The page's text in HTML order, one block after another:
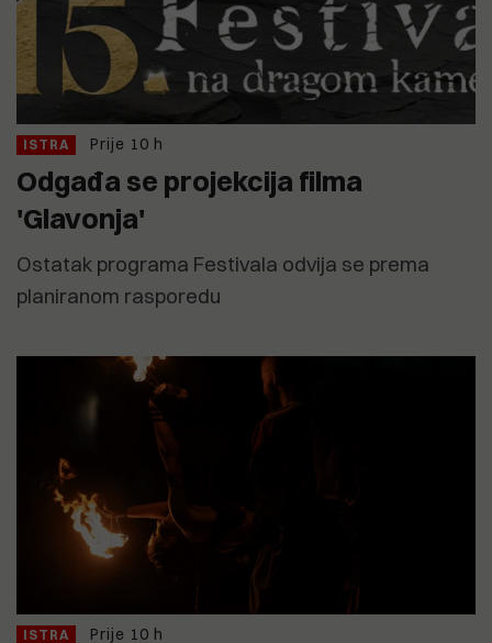
ISTRA Prije 10 h
Odgađa se projekcija filma
'Glavonja'
Ostatak programa Festivala odvija se prema
planiranom rasporedu
ISTRA Prije 10 h